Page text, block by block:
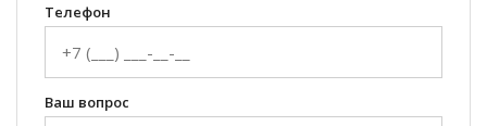
Телефон
Ваш вопрос